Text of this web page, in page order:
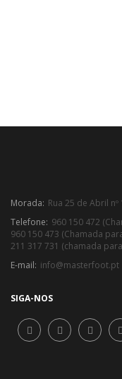
Morada: Rua 25 de Abril
Telefone: 960 150 472
960 150 473 (Chamada
211 317 731 (chamada
E-mail: info@masterfoot.pt
SIGA-NOS